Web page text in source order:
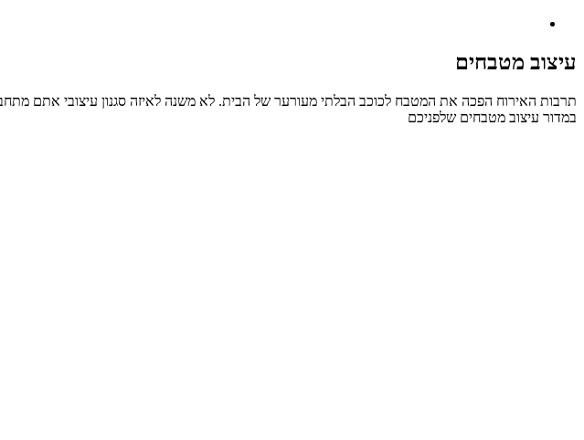
עיצוב מטבחים
תרבות האירוח הפכה את המטבח לכוכב הבלתי מעורער של הבית. לא משנה לאיזה סגנון עיצובי אתם
במדור עיצוב מטבחים שלפניכם